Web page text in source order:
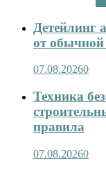
Детейлинг
от
07.08.20260
Техника
правила
07.08.20260